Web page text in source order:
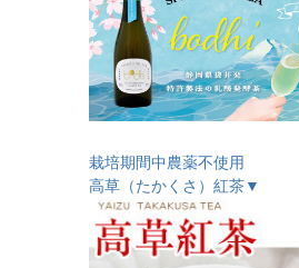
栽培期間中農薬不使用
高草（たかくさ）紅茶▼